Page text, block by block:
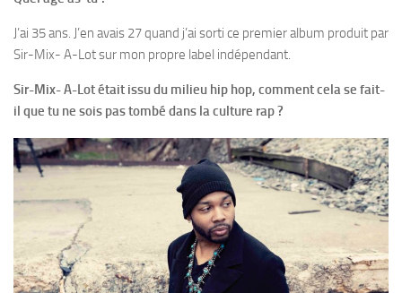
J’ai 35 ans. J’en avais 27 quand j’ai sorti ce premier album produit par
Sir-Mix- A-Lot sur mon propre label indépendant.
Sir-Mix- A-Lot était issu du milieu hip hop, comment cela se fait-
il que tu ne sois pas tombé dans la culture rap ?